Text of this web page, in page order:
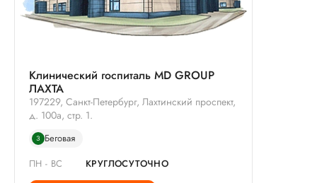
Клинический госпиталь MD GROUP
ЛАХТА
197229, Санкт-Петербург, Лахтинский проспект,
д. 100а, стр. 1.
3
Беговая
ПН - ВС
КРУГЛОСУТОЧНО